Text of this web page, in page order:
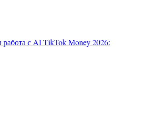
работа с AITikTok Money 2026: